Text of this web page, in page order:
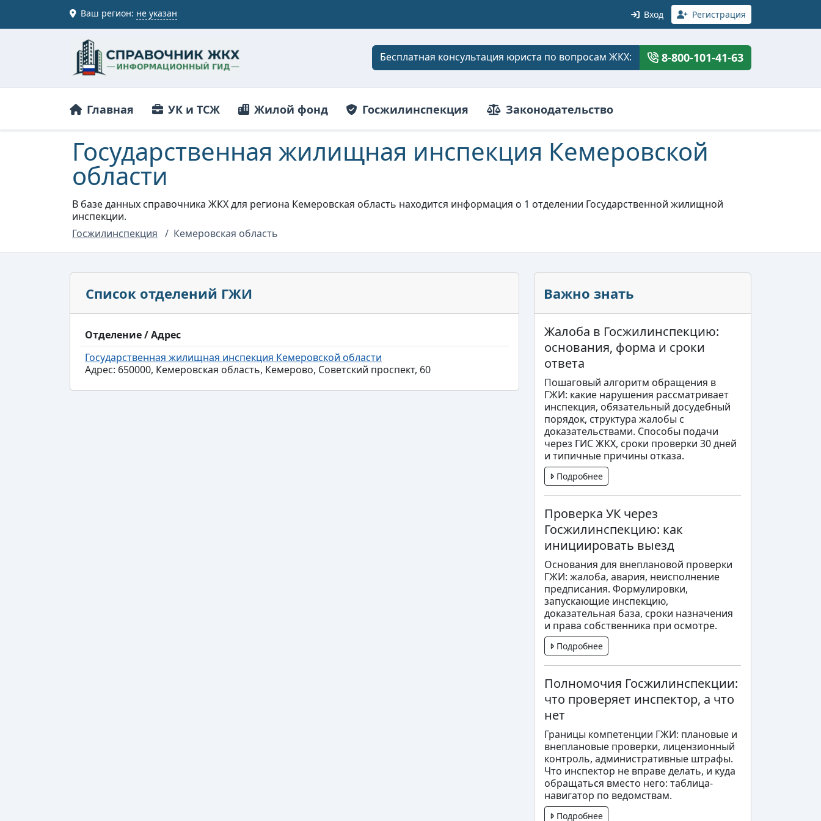
Ваш регион: не указан Вход Регистрация
Бесплатная консультация юриста по вопросам ЖКХ: 8-800-101-41-63
Главная УК и ТСЖ Жилой фонд Госжилинспекция Законодательство
Государственная жилищная инспекция Кемеровской
области
В базе данных справочника ЖКХ для региона Кемеровская область находится информация о 1 отделении Государственной жилищной
инспекции.
Госжилинспекция
Кемеровская область
Список отделений ГЖИ
Отделение / Адрес
Государственная жилищная инспекция Кемеровской области
Адрес: 650000, Кемеровская область, Кемерово, Советский проспект, 60
Важно знать
Жалоба в Госжилинспекцию:
основания, форма и сроки
ответа
Пошаговый алгоритм обращения в
ГЖИ: какие нарушения рассматривает
инспекция, обязательный досудебный
порядок, структура жалобы с
доказательствами. Способы подачи
через ГИС ЖКХ, сроки проверки 30 дней
и типичные причины отказа.
Подробнее
Проверка УК через
Госжилинспекцию: как
инициировать выезд
Основания для внеплановой проверки
ГЖИ: жалоба, авария, неисполнение
предписания. Формулировки,
запускающие инспекцию,
доказательная база, сроки назначения
и права собственника при осмотре.
Подробнее
Полномочия Госжилинспекции:
что проверяет инспектор, а что
нет
Границы компетенции ГЖИ: плановые и
внеплановые проверки, лицензионный
контроль, административные штрафы.
Что инспектор не вправе делать, и куда
обращаться вместо него: таблица-
навигатор по ведомствам.
Подробнее